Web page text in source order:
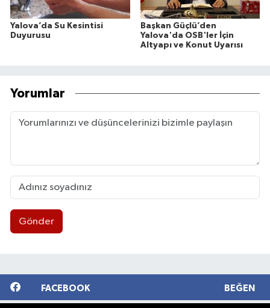
Yalova’da Su Kesintisi
Duyurusu
Başkan Güçlü’den
Yalova'da OSB'ler İçin
Altyapı ve Konut Uyarısı
Yorumlar
Gönder
FACEBOOK BEĞEN